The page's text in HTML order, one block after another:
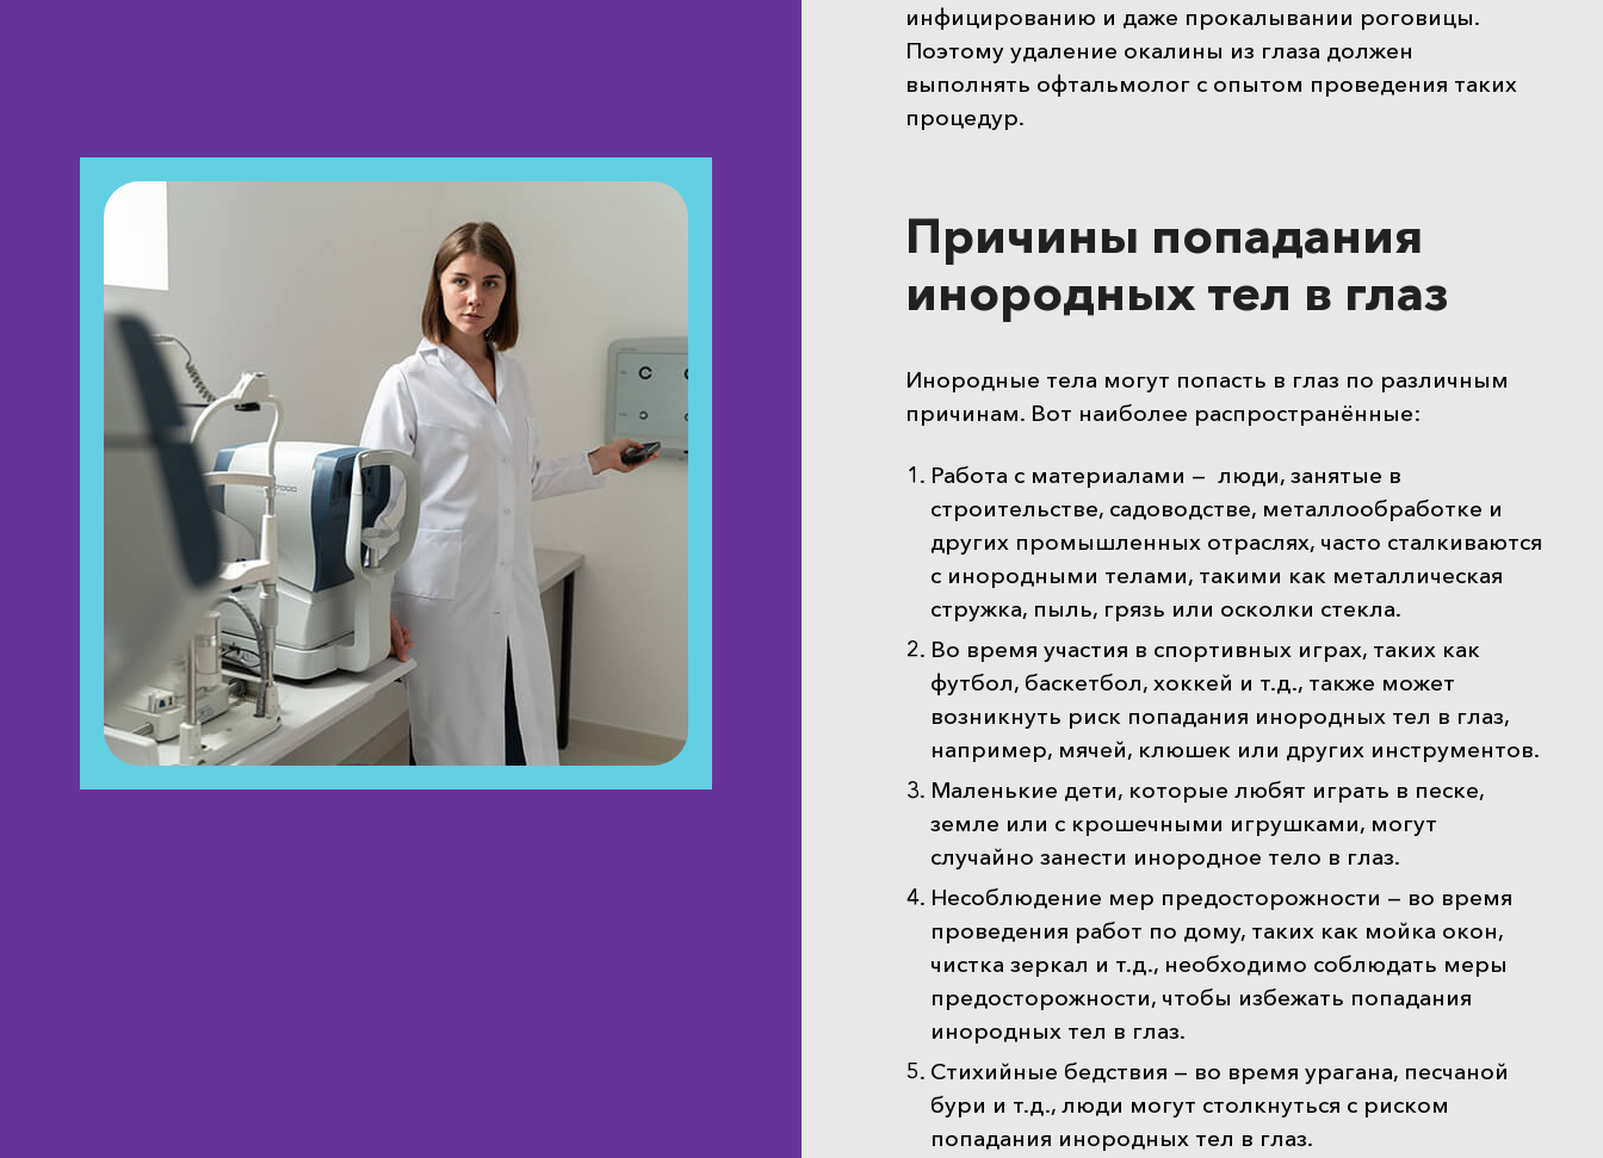
инфицированию и даже прокалывании роговицы.
Поэтому удаление окалины из глаза должен
выполнять офтальмолог с опытом проведения таких
процедур.
Причины попадания
инородных тел в глаз
Инородные тела могут попасть в глаз по различным
причинам. Вот наиболее распространённые:
Работа с материалами — люди, занятые в
строительстве, садоводстве, металлообработке и
других промышленных отраслях, часто сталкиваются
с инородными телами, такими как металлическая
стружка, пыль, грязь или осколки стекла.
Во время участия в спортивных играх, таких как
футбол, баскетбол, хоккей и т.д., также может
возникнуть риск попадания инородных тел в глаз,
например, мячей, клюшек или других инструментов.
Маленькие дети, которые любят играть в песке,
земле или с крошечными игрушками, могут
случайно занести инородное тело в глаз.
Несоблюдение мер предосторожности — во время
проведения работ по дому, таких как мойка окон,
чистка зеркал и т.д., необходимо соблюдать меры
предосторожности, чтобы избежать попадания
инородных тел в глаз.
Стихийные бедствия — во время урагана, песчаной
бури и т.д., люди могут столкнуться с риском
попадания инородных тел в глаз.